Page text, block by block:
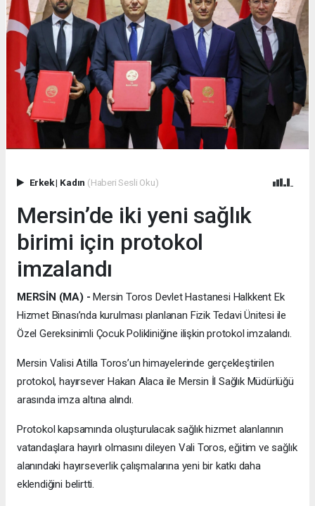
Erkek| Kadın (Haberi Sesli Oku)
Mersin’de iki yeni sağlık
birimi için protokol
imzalandı
MERSİN (MA) - Mersin Toros Devlet Hastanesi Halkkent Ek
Hizmet Binası’nda kurulması planlanan Fizik Tedavi Ünitesi ile
Özel Gereksinimli Çocuk Polikliniğine ilişkin protokol imzalandı.
Mersin Valisi Atilla Toros’un himayelerinde gerçekleştirilen
protokol, hayırsever Hakan Alaca ile Mersin İl Sağlık Müdürlüğü
arasında imza altına alındı.
Protokol kapsamında oluşturulacak sağlık hizmet alanlarının
vatandaşlara hayırlı olmasını dileyen Vali Toros, eğitim ve sağlık
alanındaki hayırseverlik çalışmalarına yeni bir katkı daha
eklendiğini belirtti.